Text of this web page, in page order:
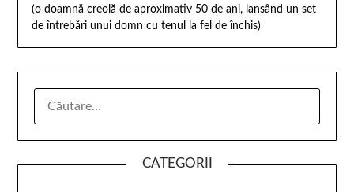
(o doamnă creolă de aproximativ 50 de ani, lansând un set
de întrebări unui domn cu tenul la fel de închis)
CATEGORII